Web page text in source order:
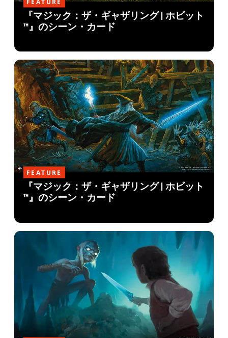
『マジック：ザ・ギャザリング | ホビット
™』のシーン・カード
FEATURE
『マジック：ザ・ギャザリング | ホビット
™』のシーン・カード